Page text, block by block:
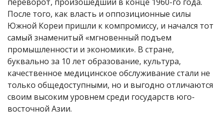
После того, как власть и оппозиционные силы
Южной Кореи пришли к компромиссу, и начался тот
самый знаменитый «мгновенный подъем
промышленности и экономики». В стране,
буквально за 10 лет образование, культура,
качественное медицинское обслуживание стали не
только общедоступными, но и выгодно отличаются
своим высоким уровнем среди государств юго-
восточной Азии.